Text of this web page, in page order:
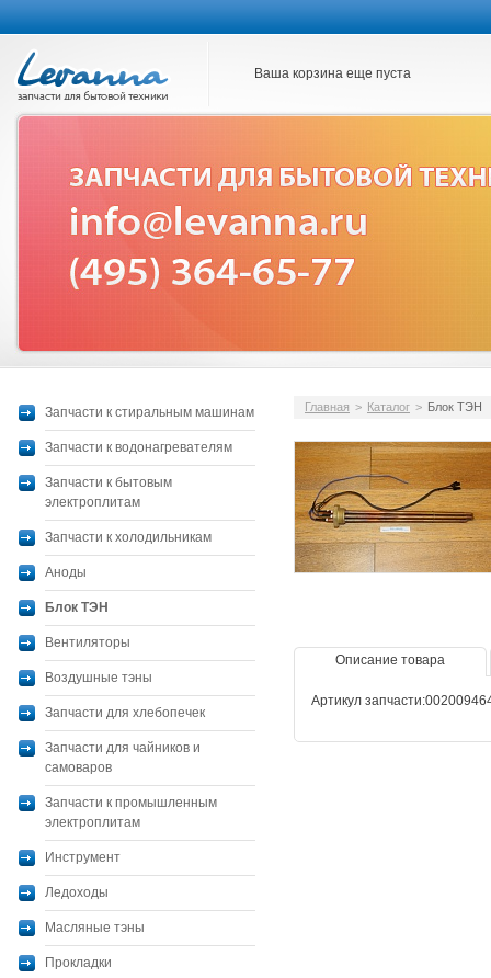
Ваша корзина еще пуста
Запчасти к стиральным машинам
Запчасти к водонагревателям
Запчасти к бытовым
электроплитам
Запчасти к холодильникам
Аноды
Блок ТЭН
Вентиляторы
Воздушные тэны
Запчасти для хлебопечек
Запчасти для чайников и
самоваров
Запчасти к промышленным
электроплитам
Инструмент
Ледоходы
Масляные тэны
Прокладки
Главная > Каталог > Блок ТЭН
Описание товара
Артикул